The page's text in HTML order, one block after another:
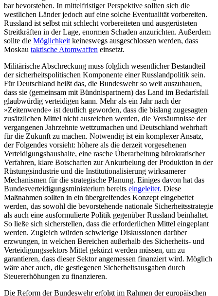
bar bevorstehen. In mittelfristiger Perspektive sollten sich die
westlichen Länder jedoch auf eine solche Eventualität vor­bereiten.
Russland ist selbst mit schlecht vorbereiteten und ausgerüsteten
Streitkräften in der Lage, enormen Schaden anzurichten. Außerdem
sollte die Möglichkeit keineswegs ausgeschlossen werden, dass
Moskau taktische Atomwaffen einsetzt.
Militärische Abschreckung muss folglich wesentlicher Bestandteil
der sicherheits­politischen Komponente einer Russland­politik sein.
Für Deutschland heißt das, die Bundeswehr so weit auszubauen,
dass sie (gemeinsam mit Bündnispartnern) das Land im Bedarfsfall
glaubwürdig verteidigen kann. Mehr als ein Jahr nach der
»Zeitenwende« ist deutlich geworden, dass die bis­lang zugesagten
zusätzlichen Mittel nicht ausreichen werden, die Versäumnisse der
vergangenen Jahrzehnte wettzumachen und Deutschland wehrhaft
für die Zukunft zu machen. Notwendig ist ein komplexer Ansatz,
der Folgendes vorsieht: höhere als die derzeit vorgesehenen
Verteidigungshaushalte, eine rasche Überarbeitung büro­kratischer
Verfahren, klare Botschaften zur Ankurbelung der Produktion in der
Rüs­tungsindustrie und die Institutionalisierung wirksamerer
Mechanismen für die stra­tegische Planung. Einiges davon hat das
Bundesverteidigungsministerium bereits eingeleitet. Diese
Maßnahmen sollten in ein übergreifendes Konzept eingebettet
werden, das sowohl die bevorstehende nationale Sicherheitsstrategie
als auch eine ausformulierte Politik gegenüber Russland beinhaltet.
So ließe sich sicherstellen, dass die erforderlichen Mittel eingeplant
wer­den. Zugleich würden schwierige Diskus­sionen darüber
erzwungen, in welchen Bereichen außerhalb des Sicherheits- und
Verteidigungssektors Mittel gekürzt werden müssen, um zu
garantieren, dass dieser Sektor angemessen finanziert wird. Möglich
wäre aber auch, die gestiegenen Sicherheits­ausgaben durch
Steuererhöhungen zu finanzieren.
Die Reform der Bundeswehr erfolgt im Rahmen der europäischen